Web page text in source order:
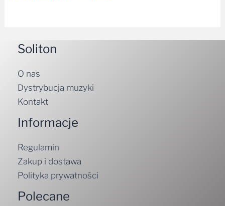
Soliton
O nas
Dystrybucja muzyki
Kontakt
Informacje
Regulamin
Zakup i dostawa
Polityka prywatności
Polecane